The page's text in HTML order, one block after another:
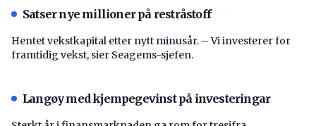
Satser nye millioner på restråstoff
Hentet vekstkapital etter nytt minusår. – Vi investerer for
framtidig vekst, sier Seagems-sjefen.
Langøy med kjempegevinst på investeringar